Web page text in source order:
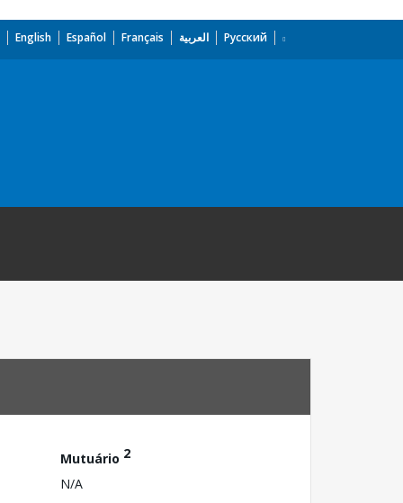
English Español Français العربية Русский
Mutuário 2
N/A